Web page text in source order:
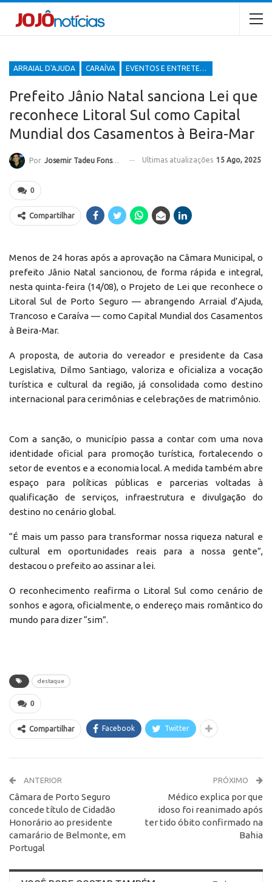
ARRAIAL D'AJUDA CARAÍVA EVENTOS E ENTRETENIMENTOS
Prefeito Jânio Natal sanciona Lei que
reconhece Litoral Sul como Capital
Mundial dos Casamentos à Beira-Mar
Por Josemir Tadeu Fonseca Ultimas atualizações 15 Ago, 2025
0
Compartilhar
Menos de 24 horas após a aprovação na Câmara Municipal, o
prefeito Jânio Natal sancionou, de forma rápida e integral,
nesta quinta-feira (14/08), o Projeto de Lei que reconhece o
Litoral Sul de Porto Seguro — abrangendo Arraial d’Ajuda,
Trancoso e Caraíva — como Capital Mundial dos Casamentos
à Beira-Mar.
A proposta, de autoria do vereador e presidente da Casa
Legislativa, Dilmo Santiago, valoriza e oficializa a vocação
turística e cultural da região, já consolidada como destino
internacional para cerimônias e celebrações de matrimônio.
Com a sanção, o município passa a contar com uma nova
identidade oficial para promoção turística, fortalecendo o
setor de eventos e a economia local. A medida também abre
espaço para políticas públicas e parcerias voltadas à
qualificação de serviços, infraestrutura e divulgação do
destino no cenário global.
“É mais um passo para transformar nossa riqueza natural e
cultural em oportunidades reais para a nossa gente”,
destacou o prefeito ao assinar a lei.
O reconhecimento reafirma o Litoral Sul como cenário de
sonhos e agora, oficialmente, o endereço mais romântico do
mundo para dizer “sim”.
destaque
0
Compartilhar Facebook Twitter
ANTERIOR
Câmara de Porto Seguro
concede título de Cidadão
Honorário ao presidente
camarário de Belmonte, em
Portugal
PRÓXIMO
Médico explica por que
idoso foi reanimado após
ter tido óbito confirmado na
Bahia